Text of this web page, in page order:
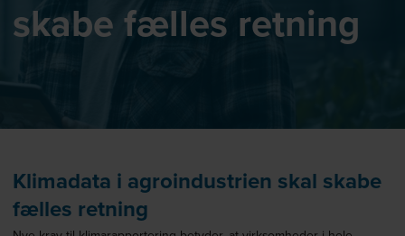
skabe fælles retning
Klimadata i agroindustrien skal skabe
fælles retning